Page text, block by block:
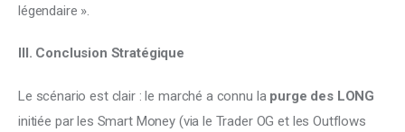
légendaire ».
III. Conclusion Stratégique
Le scénario est clair : le marché a connu la purge des LONG
initiée par les Smart Money (via le Trader OG et les Outflows